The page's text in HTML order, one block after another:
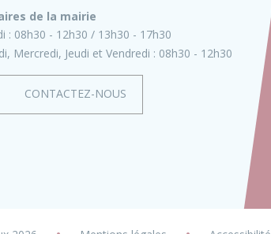
de la mairie
: 08h30 - 12h30
13h30 - 17h30
Mercredi, Jeudi et Vendredi : 08h30 - 12h30
CONTACTEZ-NOUS